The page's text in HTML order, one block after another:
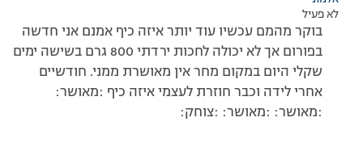
לא פעיל
בוקר מהמם עכשיו עוד יותר איזה כיף אמנם אני חדשה
בפורום אך לא יכולה לחכות ירדתי 800 גרם בשישה ימים
שקלי היום במקום מחר אין מאושרת ממני. חודשיים
אחרי לידה וכבר חוזרת לעצמי איזה כיף :מאושר:
:מאושר: :מאושר: :צוחק: